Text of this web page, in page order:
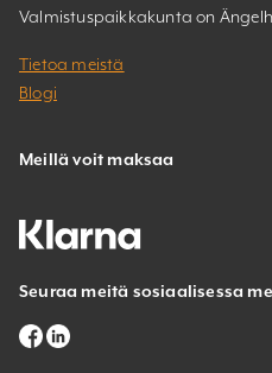
Valmistuspaikkakunta on
Tietoa meistä
Blogi
Meillä voit maksaa
Seuraa meitä sosiaalisessa